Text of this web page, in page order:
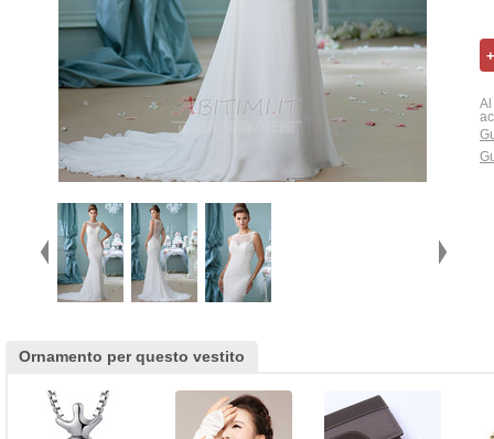
Al
Ornamento per questo vestito